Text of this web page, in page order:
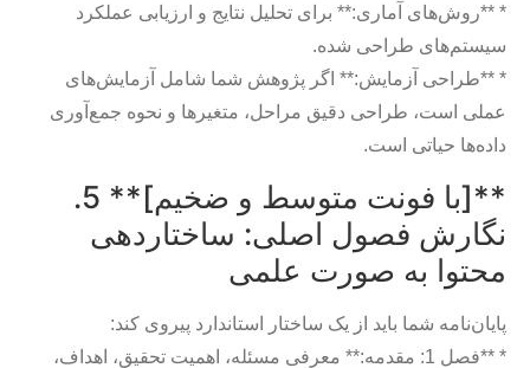
* **روش‌های آماری:** برای تحلیل نتایج و ارزیابی عملکرد
سیستم‌های طراحی شده.
* **طراحی آزمایش:** اگر پژوهش شما شامل آزمایش‌های
عملی است، طراحی دقیق مراحل، متغیرها و نحوه جمع‌آوری
داده‌ها حیاتی است.
**[با فونت متوسط و ضخیم]** 5.
نگارش فصول اصلی: ساختاردهی
محتوا به صورت علمی
پایان‌نامه شما باید از یک ساختار استاندارد پیروی کند:
* **فصل 1: مقدمه:** معرفی مسئله، اهمیت تحقیق، اهداف،